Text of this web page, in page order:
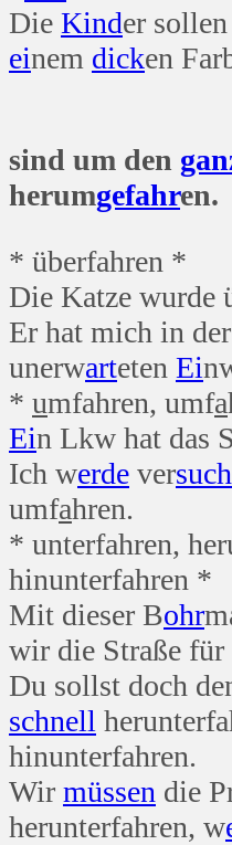
Die Kinder
einem dicken
sind um den
herumgefahren.
* überfahren *
Die Katze wurde
Er hat mich in
unerwarteten Ei
* umfahren, umfa
Ein Lkw hat das
Ich werde ver
umfahren.
* unterfahren,
hinunterfahren *
Mit dieser Bohr
wir die Straße für
Du sollst doch
schnell
hinunterfahren.
Wir müssen die
herunterfahren, w